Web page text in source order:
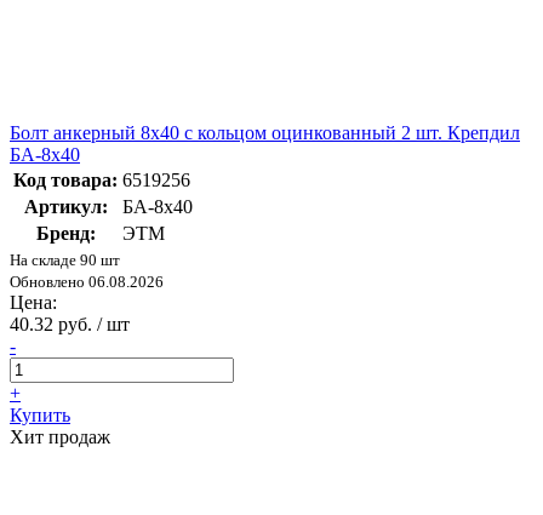
Болт анкерный 8х40 с кольцом оцинкованный 2 шт. Крепдил
БА-8х40
Код товара: 6519256
Артикул:
БА-8х40
Бренд:
ЭТМ
На складе 90 шт
Обновлено 06.08.2026
Цена:
40.32 руб. / шт
-
+
Купить
Хит продаж